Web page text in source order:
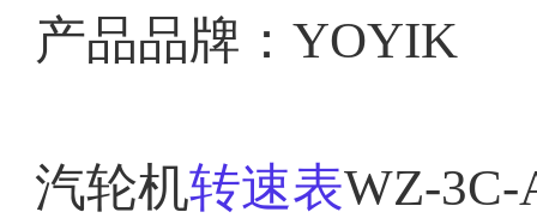
产品品牌：YOYIK
汽轮机转速表WZ-